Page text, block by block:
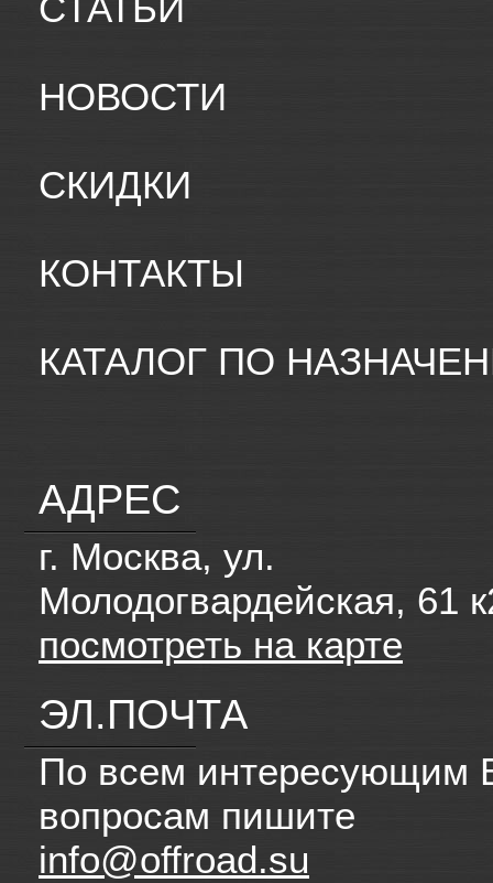
СТАТЬИ
НОВОСТИ
СКИДКИ
КОНТАКТЫ
КАТАЛОГ ПО
АДРЕС
г. Москва, ул.
Молодогвардейская, 61
посмотреть на карте
ЭЛ.ПОЧТА
По всем интересующим
вопросам пишите
info@offroad.su